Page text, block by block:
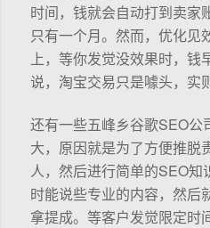
时间，钱就会自动打到卖家
只有一个月。然而，优化见
上，等你发觉没效果时，钱
说，淘宝交易只是噱头，实
还有一些五峰乡谷歌SEO公
大，原因就是为了方便推脱
人，然后进行简单的SEO知
时能说些专业的内容，然后
拿提成。等客户发觉限定时